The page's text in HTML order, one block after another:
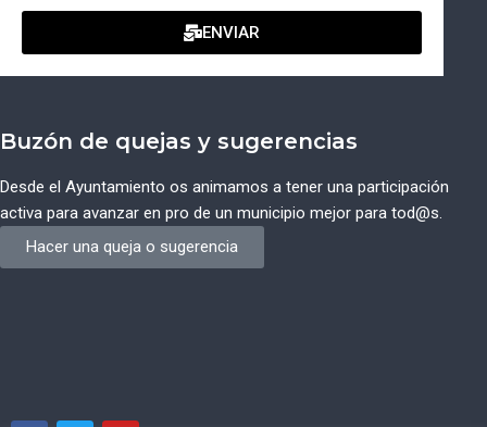
ENVIAR
Buzón de quejas y sugerencias
Desde el Ayuntamiento os animamos a tener una participación
activa para avanzar en pro de un municipio mejor para tod@s.
Hacer una queja o sugerencia